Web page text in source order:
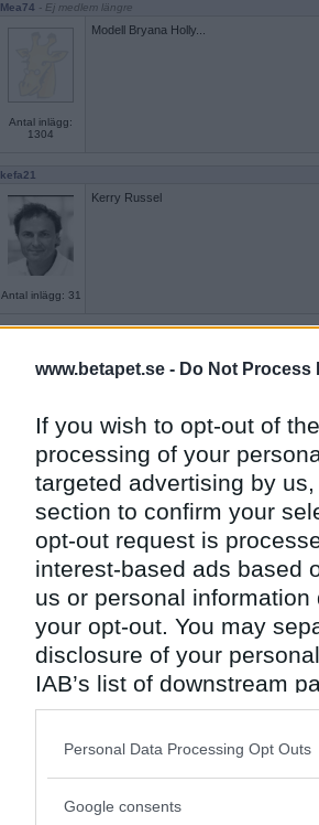
www.betapet.se - Do Not Process
If you wish to opt-out of
processing of your
targeted advertising by
section to confirm your
opt-out request is
interest-based ads based
us or personal
your opt-out. You may
disclosure of your
IAB’s list of downstream
also be disclosed by us
Downstream Participants
Please note that this
Personal Data Processing Opt Outs
Google consents
Mea74 - Ej medlem längre
Antal inlägg:
1304
Modell Bryana Holly...
kefa21
Antal inlägg: 31
Kerry Russel
Antal inlägg: 379
Mikael Persbrandt
raypower
Antal inlägg: 48
Lili & sussie den ena :)